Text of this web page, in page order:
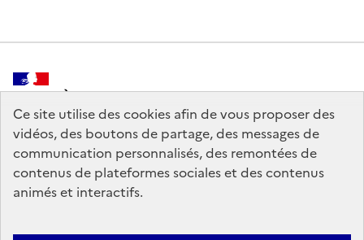
Ce site utilise des cookies afin de vous proposer des
vidéos, des boutons de partage, des messages de
communication personnalisés, des remontées de
contenus de plateformes sociales et des contenus
animés et interactifs.
MINISTÈRE
DE LA CULTURE
legifrance.gouv.fr
service-public.gouv.fr
data.gouv.fr